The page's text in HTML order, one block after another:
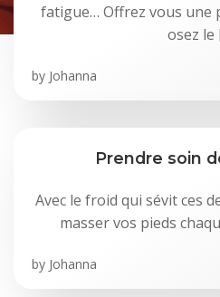
fatigue… Offrez vous une
osez le
by Johanna
Prendre soin
Avec le froid qui sévit ces
masser vos pieds
by Johanna